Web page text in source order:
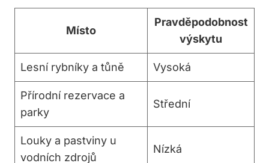
Místo
Pravděpodobnost⁢
výskytu
Lesní rybníky a tůně Vysoká
Přírodní rezervace ⁢a
parky
Střední
Louky a pastviny u⁤
vodních zdrojů
Nízká